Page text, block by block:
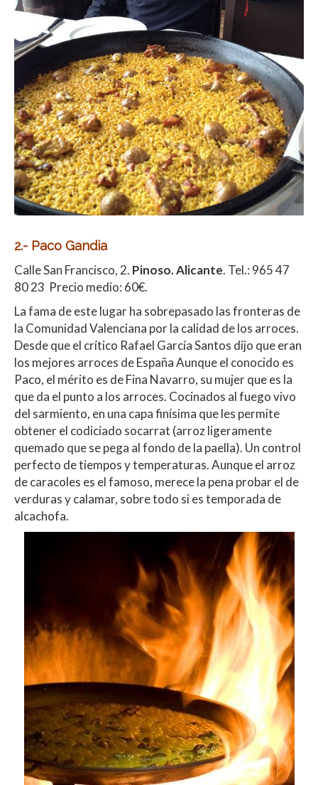
2.- Paco Gandia
Calle San Francisco, 2. Pinoso. Alicante. Tel.: 965 47
80 23 Precio medio: 60€.
La fama de este lugar ha sobrepasado las fronteras de
la Comunidad Valenciana por la calidad de los arroces.
Desde que el crítico Rafael García Santos dijo que eran
los mejores arroces de España Aunque el conocido es
Paco, el mérito es de Fina Navarro, su mujer que es la
que da el punto a los arroces. Cocinados al fuego vivo
del sarmiento, en una capa finísima que les permite
obtener el codiciado socarrat (arroz ligeramente
quemado que se pega al fondo de la paella). Un control
perfecto de tiempos y temperaturas. Aunque el arroz
de caracoles es el famoso, merece la pena probar el de
verduras y calamar, sobre todo si es temporada de
alcachofa.